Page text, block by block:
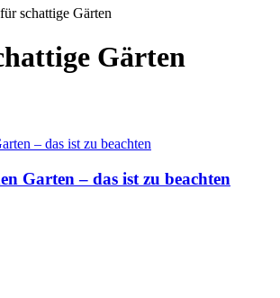
schattige Gärten
Gärten
Garten – das ist zu beachten